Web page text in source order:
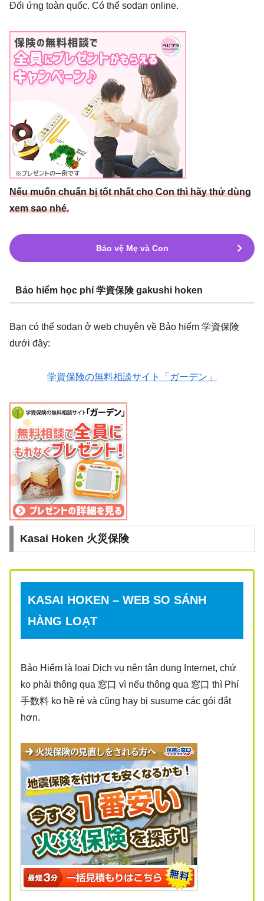
Đối ứng toàn quốc. Có thể sodan online.
Nếu muốn chuẩn bị tốt nhất cho Con thì hãy thử dùng
xem sao nhé.
Bảo vệ Mẹ và Con
Bảo hiểm học phí 学資保険 gakushi hoken
Bạn có thể sodan ở web chuyên về Bảo hiểm 学資保険
dưới đây:
学資保険の無料相談サイト「ガーデン」
Kasai Hoken 火災保険
KASAI HOKEN – WEB SO SÁNH
HÀNG LOẠT
Bảo Hiểm là loại Dịch vụ nên tận dụng Internet, chứ
ko phải thông qua 窓口 vì nếu thông qua 窓口 thì Phí
手数料 ko hề rẻ và cũng hay bị susume các gói đắt
hơn.